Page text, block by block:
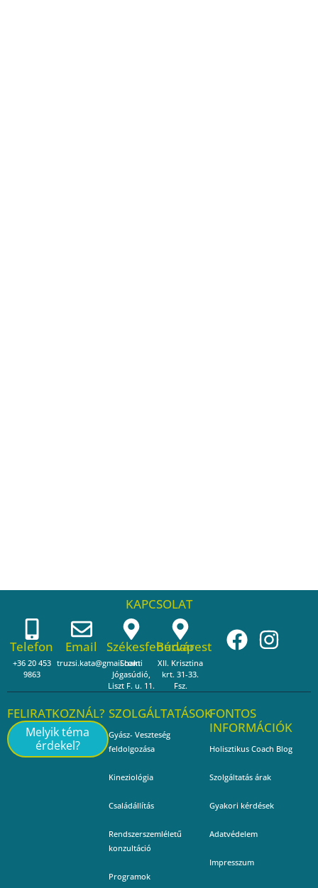
KAPCSOLAT
Telefon
+36 20 453
9863
Email
truzsi.kata@gmail.com
Székesfehérvár
Shakti
Jógasúdió,
Liszt F. u. 11.
Budapest
XII. Krisztina
krt. 31-33.
Fsz.
SZOLGÁLTATÁSOK
Gyász- Veszteség
feldolgozása
Kineziológia
Családállítás
Rendszerszemléletű
konzultáció
Programok
FELIRATKOZNÁL?
Melyik téma
érdekel?
FONTOS
INFORMÁCIÓK
Holisztikus Coach Blog
Szolgáltatás árak
Gyakori kérdések
Adatvédelem
Impresszum